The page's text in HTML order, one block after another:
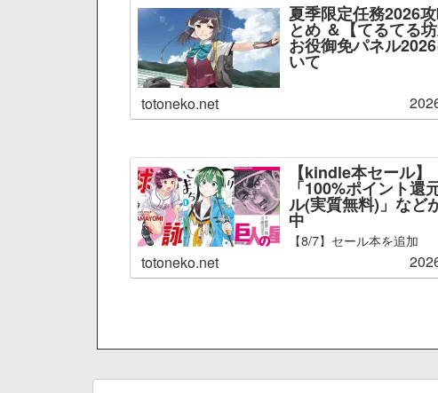
夏季限定任務2026
とめ ＆【てるてる
お役御免パネル
いて
totoneko.net
【kindle本セール】
「100%ポイント還
ル(実質無料)」など
中
【8/7】セール本を追加
totoneko.net